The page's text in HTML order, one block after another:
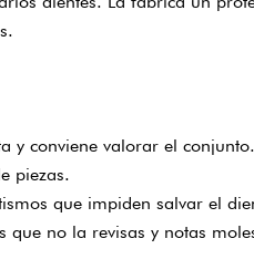
y conviene valorar el conjunto.
piezas.
que impiden salvar el
que no la revisas y notas